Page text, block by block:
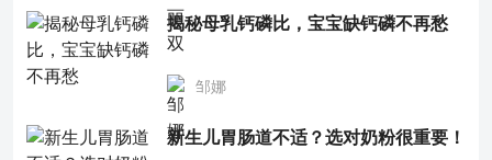
揭秘母乳钙磷比，宝宝缺钙磷不再愁
邹娜
新生儿胃肠道不适？选对奶粉很重要！